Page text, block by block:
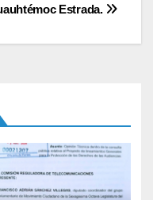
Estrada.